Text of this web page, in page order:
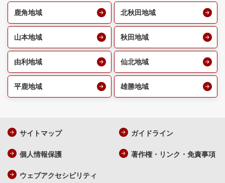
鹿角地域 北秋田地域
山本地域 秋田地域
由利地域 仙北地域
平鹿地域 雄勝地域
サイトマップ ガイドライン
個人情報保護 著作権・リンク・免責事項
ウェブアクセシビリティ